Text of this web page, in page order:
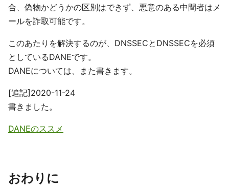
合、偽物かどうかの区別はできず、悪意のある中間者はメ
ールを詐取可能です。
このあたりを解決するのが、DNSSECとDNSSECを必須
としているDANEです。
DANEについては、また書きます。
[追記]2020-11-24
書きました。
DANEのススメ
おわりに